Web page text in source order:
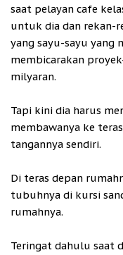
saat pelayan cafe
untuk dia dan rekan-
yang sayu-sayu yang
membicarakan
milyaran.
Tapi kini dia harus
membawanya ke
tangannya sendiri.
Di teras depan
tubuhnya di kursi
rumahnya.
Teringat dahulu saat